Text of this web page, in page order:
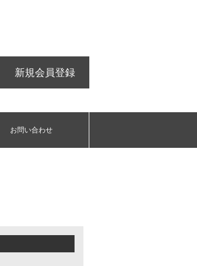
新規会員登録
お問い合わせ